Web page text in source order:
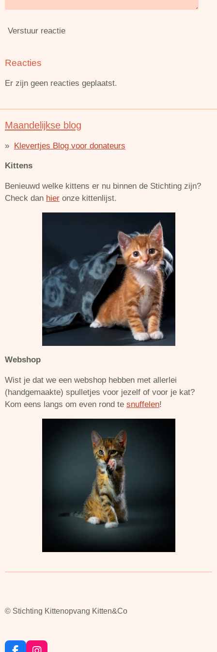
Verstuur reactie
Reacties
Er zijn geen reacties geplaatst.
Maandelijkse blog
Klevertjes Blog voor donateurs
Kittens
Benieuwd welke kittens er nu binnen de Stichting zijn?
Check dan hier onze kittenlijst.
Webshop
Wist je dat we een webshop hebben met allerlei
(handgemaakte) spulletjes voor jezelf of voor je kat?
Kom eens langs om even rond te snuffelen!
© Stichting Kittenopvang Kitten&Co